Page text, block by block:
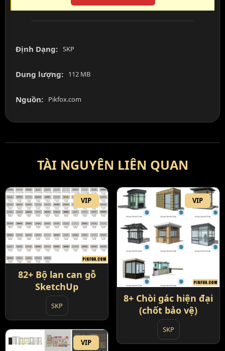
Định Dạng: SKP
Dung lượng: 112 MB
Nguồn: Pikfox.com
TÀI NGUYÊN LIÊN QUAN
VIP
82+ Bộ lan can gỗ
SketchUp
SKP
VIP
8+ Chòi gác hiện đại
(chốt bảo vệ)
SKP
VIP